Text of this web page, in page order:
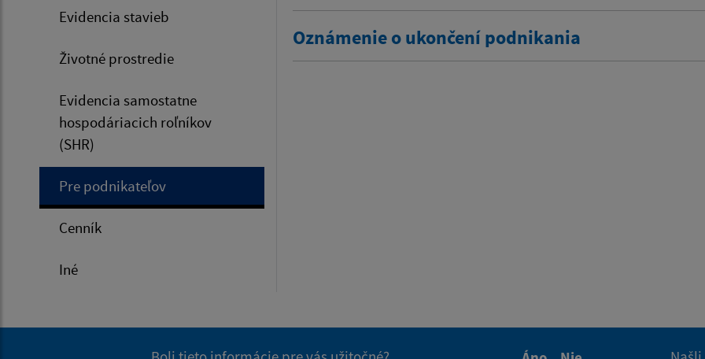
Evidencia stavieb
Životné prostredie
Evidencia samostatne
hospodáriacich roľníkov
(SHR)
Pre podnikateľov
Cenník
Iné
Oznámenie o ukončení podnikania